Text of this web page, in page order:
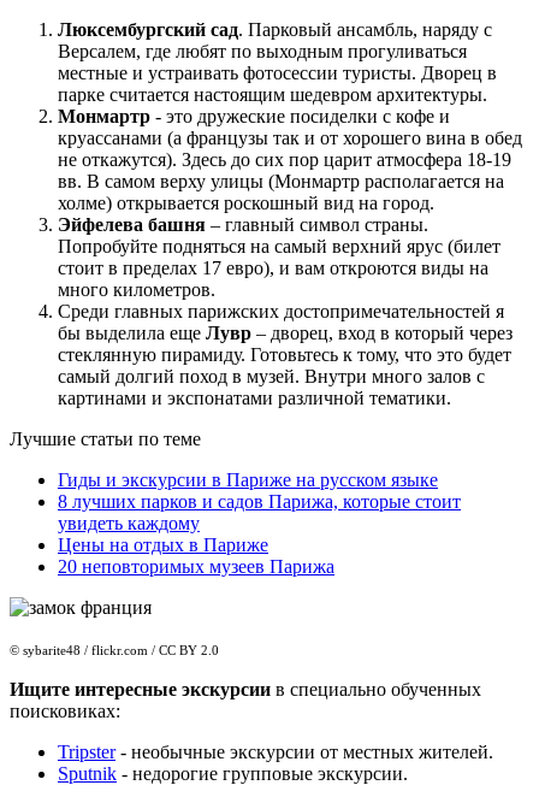
Люксембургский сад. Парковый ансамбль, наряду с
Версалем, где любят по выходным прогуливаться
местные и устраивать фотосессии туристы. Дворец в
парке считается настоящим шедевром архитектуры.
Монмартр - это дружеские посиделки с кофе и
круассанами (а французы так и от хорошего вина в обед
не откажутся). Здесь до сих пор царит атмосфера 18-19
вв. В самом верху улицы (Монмартр располагается на
холме) открывается роскошный вид на город.
Эйфелева башня – главный символ страны.
Попробуйте подняться на самый верхний ярус (билет
стоит в пределах 17 евро), и вам откроются виды на
много километров.
Среди главных парижских достопримечательностей я
бы выделила еще Лувр – дворец, вход в который через
стеклянную пирамиду. Готовьтесь к тому, что это будет
самый долгий поход в музей. Внутри много залов с
картинами и экспонатами различной тематики.
Лучшие статьи по теме
Гиды и экскурсии в Париже на русском языке
8 лучших парков и садов Парижа, которые стоит
увидеть каждому
Цены на отдых в Париже
20 неповторимых музеев Парижа
© sybarite48 / flickr.com / CC BY 2.0
Ищите интересные экскурсии в специально обученных
поисковиках:
Tripster- необычные экскурсии от местных жителей.
Sputnik - недорогие групповые экскурсии.